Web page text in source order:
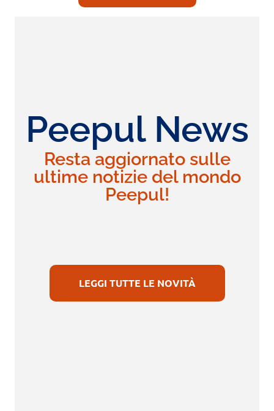
Peepul News
Resta aggiornato sulle
ultime notizie del mondo
Peepul!
LEGGI TUTTE LE NOVITÀ